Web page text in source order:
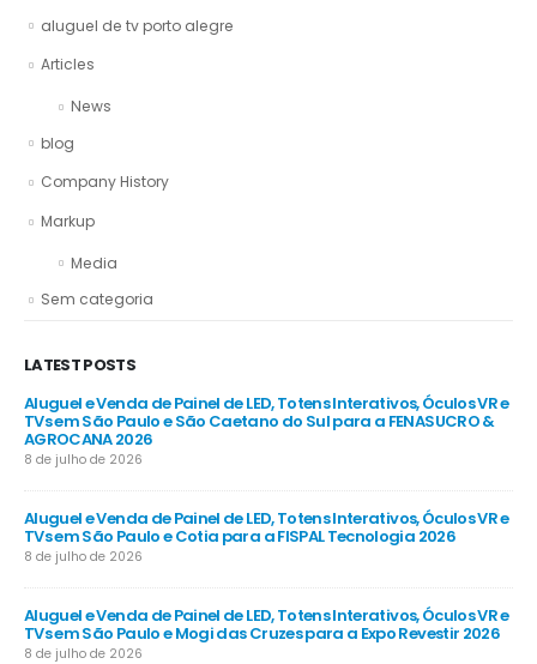
aluguel de tv porto alegre
Articles
News
blog
Company History
Markup
Media
Sem categoria
LATEST POSTS
Aluguel e Venda de Painel de LED, Totens Interativos, Óculos VR e
TVs em São Paulo e São Caetano do Sul para a FENASUCRO &
AGROCANA 2026
8 de julho de 2026
Aluguel e Venda de Painel de LED, Totens Interativos, Óculos VR e
TVs em São Paulo e Cotia para a FISPAL Tecnologia 2026
8 de julho de 2026
Aluguel e Venda de Painel de LED, Totens Interativos, Óculos VR e
TVs em São Paulo e Mogi das Cruzes para a Expo Revestir 2026
8 de julho de 2026